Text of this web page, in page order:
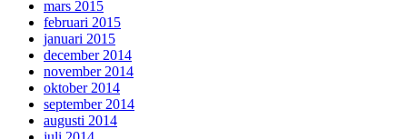
mars 2015
februari 2015
januari 2015
december 2014
november 2014
oktober 2014
september 2014
augusti 2014